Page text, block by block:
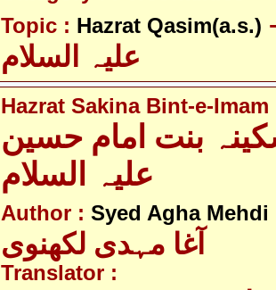
Topic : Hazrat Qasim(a.s.)
علیہ السلام
Hazrat Sakina Bint-e-
بنت امام حسین
Author : Syed Agha
آغا مہدی لکھنوی
Translator :